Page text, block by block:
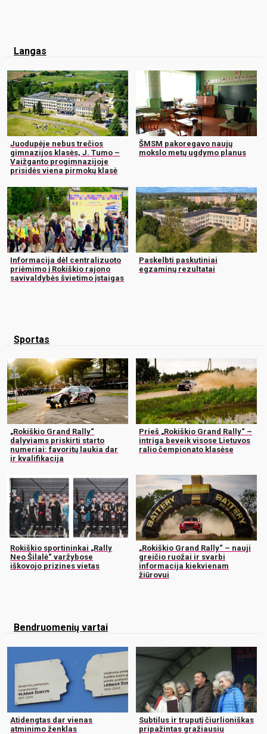
Langas
Juodupėje nebus trečios
gimnazijos klasės, J. Tumo –
Vaižganto progimnazijoje
prisidės viena pirmokų klasė
ŠMSM pakoregavo naujų
mokslo metų ugdymo planus
Informacija dėl centralizuoto
priėmimo į Rokiškio rajono
savivaldybės švietimo įstaigas
Paskelbti paskutiniai
egzaminų rezultatai
Sportas
„Rokiškio Grand Rally“
dalyviams priskirti starto
numeriai: favoritų laukia dar
ir kvalifikacija
Prieš „Rokiškio Grand Rally“ –
intriga beveik visose Lietuvos
ralio čempionato klasėse
Rokiškio sportininkai „Rally
Neo Šilalė“ varžybose
iškovojo prizines vietas
„Rokiškio Grand Rally“ – nauji
greičio ruožai ir svarbi
informacija kiekvienam
žiūrovui
Bendruomenių vartai
Atidengtas dar vienas
atminimo ženklas
Subtilus ir truputį čiurlioniškas
pripažintas gražiausiu